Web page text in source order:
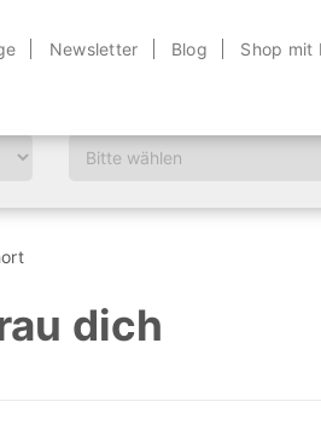
Newsletter Blog
Shop mit
dich